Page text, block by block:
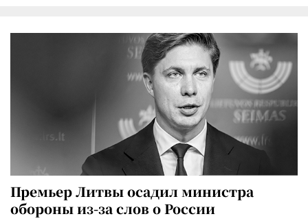
Премьер Литвы осадил министра
обороны из-за слов о России